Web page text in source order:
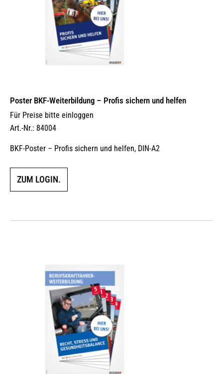
Poster BKF-Weiterbildung – Profis sichern und helfen
Für Preise bitte einloggen
Art.-Nr.: 84004
BKF-Poster – Profis sichern und helfen, DIN-A2
ZUM LOGIN.